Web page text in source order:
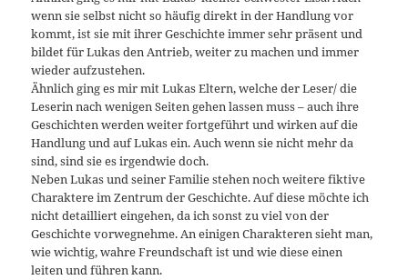
wenn sie selbst nicht so häufig direkt in der Handlung vor
kommt, ist sie mit ihrer Geschichte immer sehr präsent und
bildet für Lukas den Antrieb, weiter zu machen und immer
wieder aufzustehen.
Ähnlich ging es mir mit Lukas Eltern, welche der Leser/ die
Leserin nach wenigen Seiten gehen lassen muss – auch ihre
Geschichten werden weiter fortgeführt und wirken auf die
Handlung und auf Lukas ein. Auch wenn sie nicht mehr da
sind, sind sie es irgendwie doch.
Neben Lukas und seiner Familie stehen noch weitere fiktive
Charaktere im Zentrum der Geschichte. Auf diese möchte ich
nicht detailliert eingehen, da ich sonst zu viel von der
Geschichte vorwegnehme. An einigen Charakteren sieht man,
wie wichtig, wahre Freundschaft ist und wie diese einen
leiten und führen kann.